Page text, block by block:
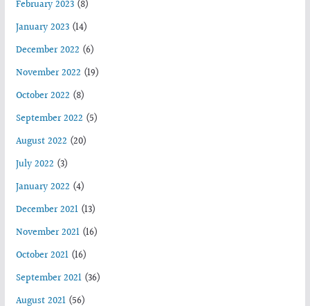
February 2023(8)
January 2023(14)
December 2022 (6)
November 2022 (19)
October 2022 (8)
September 2022 (5)
August 2022 (20)
July 2022 (3)
January 2022 (4)
December 2021(13)
November 2021(16)
October 2021(16)
September 2021(36)
August 2021(56)